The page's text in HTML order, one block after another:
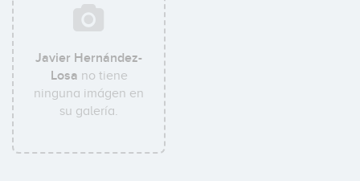
Javier Hernández-
Losa no tiene
ninguna imágen en
su galería.